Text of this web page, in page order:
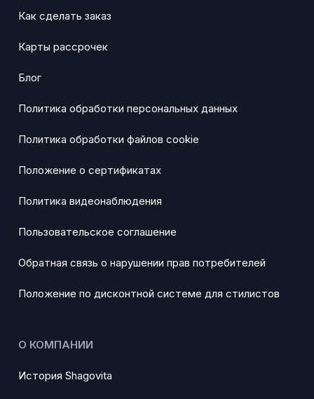
Как сделать заказ
Карты рассрочек
Блог
Политика обработки персональных данных
Политика обработки файлов cookie
Положение о сертификатах
Политика видеонаблюдения
Пользовательское соглашение
Обратная связь о нарушении прав потребителей
Положение по дисконтной системе для стилистов
О КОМПАНИИ
История Shagovita